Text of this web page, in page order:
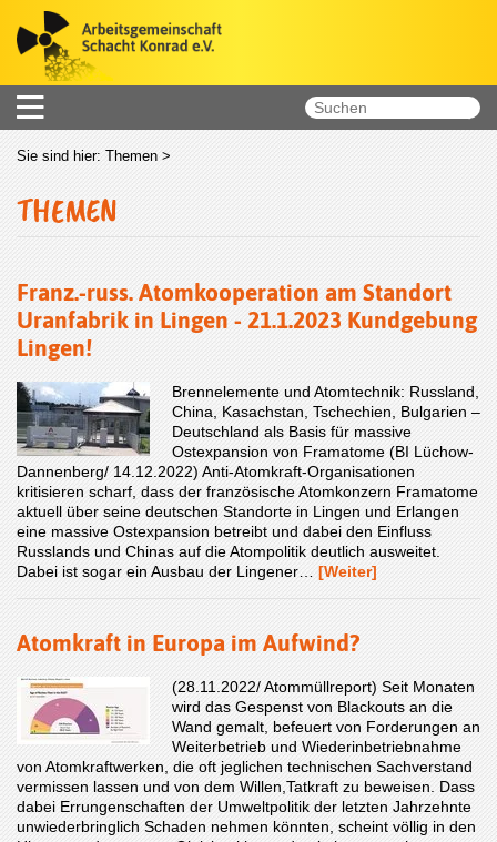
Sie sind hier: Themen >
THEMEN
Franz.-russ. Atomkooperation am Standort
Uranfabrik in Lingen - 21.1.2023 Kundgebung
Lingen!
Brennelemente und Atomtechnik: Russland,
China, Kasachstan, Tschechien, Bulgarien –
Deutschland als Basis für massive
Ostexpansion von Framatome (BI Lüchow-
Dannenberg/ 14.12.2022) Anti-Atomkraft-Organisationen
kritisieren scharf, dass der französische Atomkonzern Framatome
aktuell über seine deutschen Standorte in Lingen und Erlangen
eine massive Ostexpansion betreibt und dabei den Einfluss
Russlands und Chinas auf die Atompolitik deutlich ausweitet.
Dabei ist sogar ein Ausbau der Lingener… [Weiter]
Atomkraft in Europa im Aufwind?
(28.11.2022/ Atommüllreport) Seit Monaten
wird das Gespenst von Blackouts an die
Wand gemalt, befeuert von Forderungen an
Weiterbetrieb und Wiederinbetriebnahme
von Atomkraftwerken, die oft jeglichen technischen Sachverstand
vermissen lassen und von dem Willen,Tatkraft zu beweisen. Dass
dabei Errungenschaften der Umweltpolitik der letzten Jahrzehnte
unwiederbringlich Schaden nehmen könnten, scheint völlig in den